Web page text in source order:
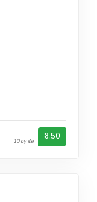
10 oy ile 8.50